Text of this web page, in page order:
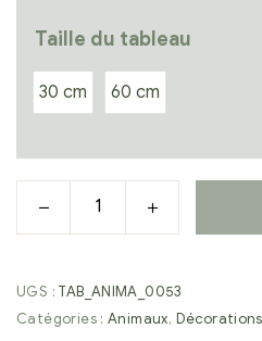
Taille du tableau
30 cm 60 cm
UGS : TAB_ANIMA_0053
Catégories :Animaux, Décorations